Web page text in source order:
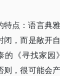
点：语言典
，而是敞开
《寻找家
，很可能会